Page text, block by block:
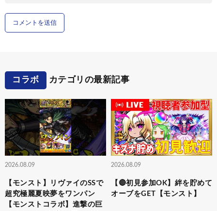
コラボ カテゴリの最新記事
2026.08.09
【モンスト】リヴァイのSSで
超究極麗夏映夢を ワンパン
【モンストコラボ】進撃の巨
2026.08.09
【🔴初見参加OK】絆を貯めて
オーブをGET【モンスト】